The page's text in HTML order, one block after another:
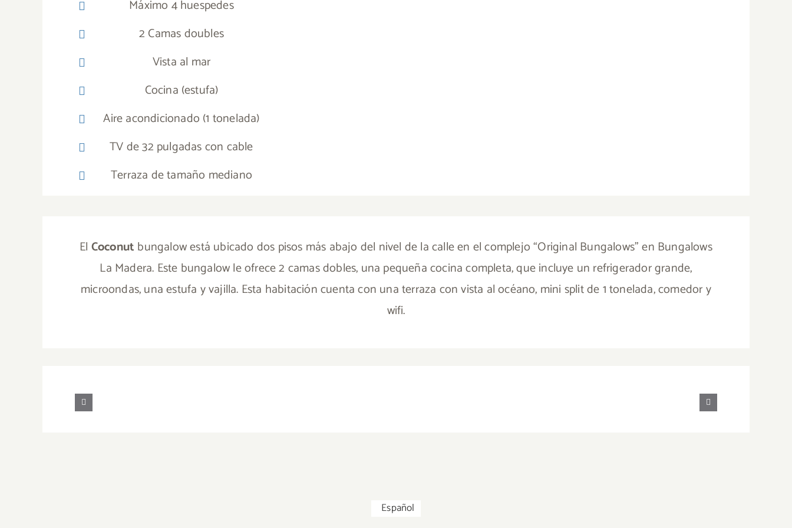
Máximo 4 huespedes
2 Camas doubles
Vista al mar
Cocina (estufa)
Aire acondicionado (1 tonelada)
TV de 32 pulgadas con cable
Terraza de tamaño mediano
El Coconutbungalow está ubicado dos pisos más abajo del nivel de la calle en el complejo “Original Bungalows” en Bungalows
La Madera. Este bungalow le ofrece 2 camas dobles, una pequeña cocina completa, que incluye un refrigerador grande,
microondas, una estufa y vajilla. Esta habitación cuenta con una terraza con vista al océano, mini split de 1 tonelada, comedor y
wifi.
Español